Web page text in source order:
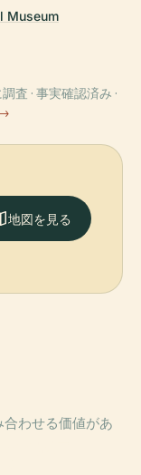
Museum
· 事実確認済み ·
地図を見る
わせる価値があ